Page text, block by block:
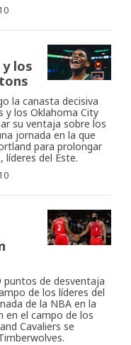
los
la canasta decisiva
y los Oklahoma City
su ventaja sobre los
jornada en la que
para prolongar
del Este.
puntos de desventaja
de los líderes del
de la NBA en la
en el campo de los
Cavaliers se